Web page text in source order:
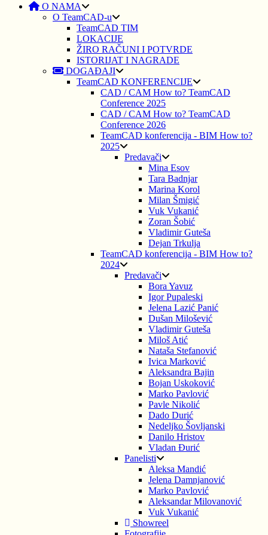
O NAMA
O TeamCAD-u
TeamCAD TIM
LOKACIJE
ŽIRO RAČUNI I POTVRDE
ISTORIJAT I NAGRADE
DOGAĐAJI
TeamCAD KONFERENCIJE
CAD / CAM How to? TeamCAD
Conference 2025
CAD / CAM How to? TeamCAD
Conference 2026
TeamCAD konferencija - BIM How to?
2025
Predavači
Mina Esov
Tara Badnjar
Marina Korol
Milan Šmigić
Vuk Vukanić
Zoran Šobić
Vladimir Guteša
Dejan Trkulja
TeamCAD konferencija - BIM How to?
2024
Predavači
Bora Yavuz
Igor Pupaleski
Jelena Lazić Panić
Dušan Milošević
Vladimir Guteša
Miloš Atić
Nataša Stefanović
Ivica Marković
Aleksandra Bajin
Bojan Uskoković
Marko Pavlović
Pavle Nikolić
Dado Durić
Nedeljko Šovljanski
Danilo Hristov
Vladan Đurić
Panelisti
Aleksa Mandić
Jelena Damnjanović
Marko Pavlović
Aleksandar Milovanović
Vuk Vukanić
Showreel